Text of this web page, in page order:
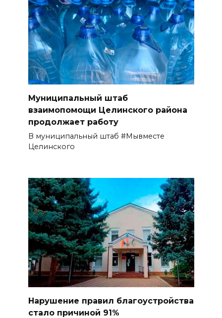
Муниципальный штаб
взаимопомощи Целинского района
продолжает работу
В муниципальный штаб #Мывместе
Целинского
Нарушение правил благоустройства
стало причиной 91%